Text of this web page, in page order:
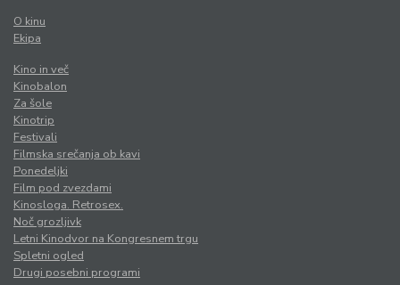
O kinu
Ekipa
Kino in več
Kinobalon
Za šole
Kinotrip
Festivali
Filmska srečanja ob kavi
Ponedeljki
Film pod zvezdami
Kinosloga. Retrosex.
Noč grozljivk
Letni Kinodvor na Kongresnem trgu
Spletni ogled
Drugi posebni programi